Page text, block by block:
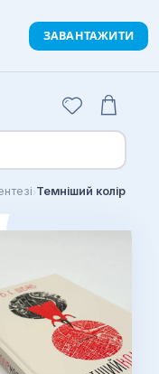
›Темніший колір магії
ЗАВАНТАЖИТИ